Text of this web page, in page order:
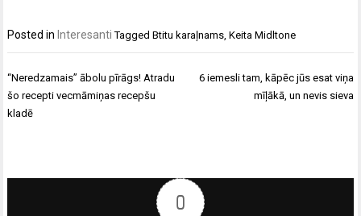
Posted in Interesanti TaggedBtitu karaļnams,Keita Midltone
Ziņu
izvēlne
“Neredzamais” ābolu pīrāgs! Atradu
šo recepti vecmāmiņas recepšu
kladē
6 iemesli tam, kāpēc jūs esat viņa
mīļākā, un nevis sieva
0